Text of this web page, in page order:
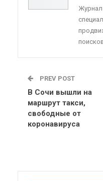
Журнал
PREV POST
В Сочи вышли на
маршрут такси,
свободные от
коронавируса